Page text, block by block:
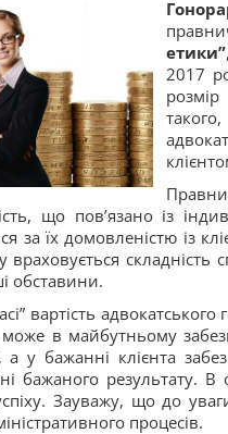
етики”
2017
що пов’язано із
за їх домовленістю із
складність
обставини.
вартість
в майбутньому
а у бажанні клієнта
бажаного результату.
Зауважу, що до
процесів.